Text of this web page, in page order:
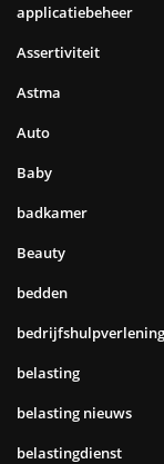
applicatiebeheer
Assertiviteit
Astma
Auto
Baby
badkamer
Beauty
bedden
bedrijfshulpverlening
belasting
belasting nieuws
belastingdienst